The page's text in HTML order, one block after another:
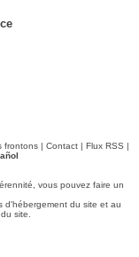
frontons| Contact| Flux RSS |
vous pouvez faire un
d'hébergement du site et au
site.